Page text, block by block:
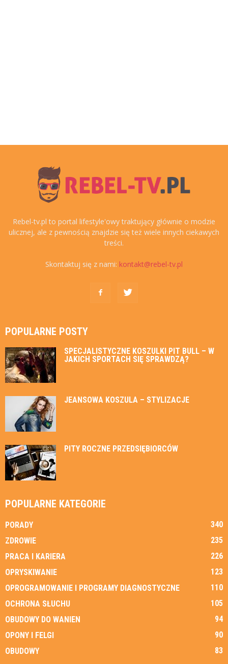
Rebel-tv.pl to portal lifestyle'owy traktujący głównie o modzie
ulicznej, ale z pewnością znajdzie się też wiele innych ciekawych
treści.
Skontaktuj się z nami: kontakt@rebel-tv.pl
POPULARNE POSTY
SPECJALISTYCZNE KOSZULKI PIT BULL – W
JAKICH SPORTACH SIĘ SPRAWDZĄ?
JEANSOWA KOSZULA – STYLIZACJE
PITY ROCZNE PRZEDSIĘBIORCÓW
POPULARNE KATEGORIE
PORADY
340
ZDROWIE
235
PRACA I KARIERA
226
OPRYSKIWANIE
123
OPROGRAMOWANIE I PROGRAMY DIAGNOSTYCZNE
110
OCHRONA SŁUCHU
105
OBUDOWY DO WANIEN
94
OPONY I FELGI
90
OBUDOWY
83